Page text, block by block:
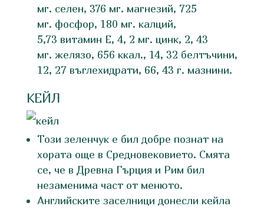
мг. селен, 376 мг. магнезий, 725
мг. фосфор, 180 мг. калций,
5,73 витамин Е, 4, 2 мг. цинк, 2, 43
мг. желязо, 656 ккал., 14, 32 белтъчини,
12, 27 въглехидрати, 66, 43 г. мазнини.
КЕЙЛ
Този зеленчук е бил добре познат на
хората още в Средновековието. Смята
се, че в Древна Гърция и Рим бил
незаменима част от менюто.
Английските заселници донесли кейла